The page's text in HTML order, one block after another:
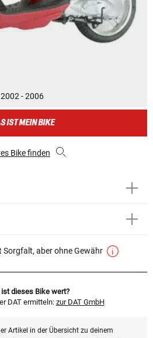
2002 - 2006
IST MEIN BIKE
Bike finden
Sorgfalt, aber ohne Gewähr
dieses Bike wert?
DAT ermitteln: zur DAT GmbH
Artikel in der Übersicht zu deinem